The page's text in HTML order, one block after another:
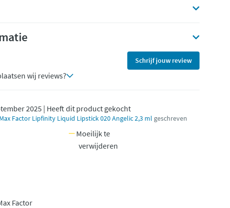
Schrijf jouw review
wij reviews?
2025 | Heeft dit product gekocht
Max Factor Lipfinity Liquid Lipstick 020 Angelic 2,3 ml geschreven
Moeilijk te
verwijderen
Factor